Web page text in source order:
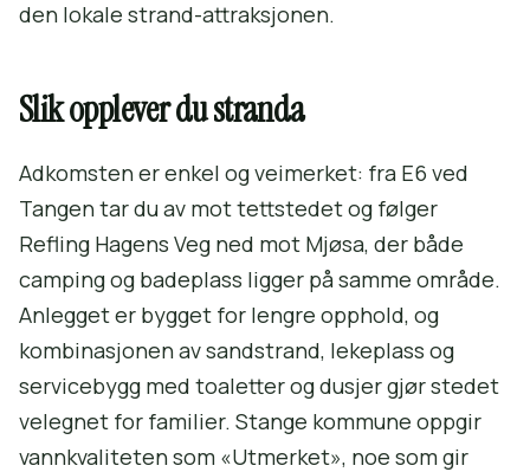
den lokale strand-attraksjonen.
Slik opplever du stranda
Adkomsten er enkel og veimerket: fra E6 ved
Tangen tar du av mot tettstedet og følger
Refling Hagens Veg ned mot Mjøsa, der både
camping og badeplass ligger på samme område.
Anlegget er bygget for lengre opphold, og
kombinasjonen av sandstrand, lekeplass og
servicebygg med toaletter og dusjer gjør stedet
velegnet for familier. Stange kommune oppgir
vannkvaliteten som «Utmerket», noe som gir